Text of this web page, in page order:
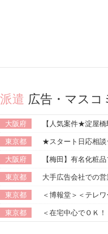
派遣 広告・マスコ
大阪府 【人気案件★淀屋
東京都 ★スタート日応相談
大阪府 【梅田】有名化粧
東京都 大手広告会社での
東京都 ＜博報堂＞＜テレ
東京都 ＜在宅中心でＯＫ